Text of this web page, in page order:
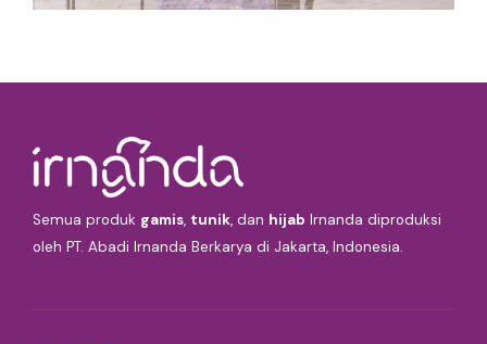
Semua produk gamis, tunik, dan hijab Irnanda diproduksi
oleh PT. Abadi Irnanda Berkarya di Jakarta, Indonesia.